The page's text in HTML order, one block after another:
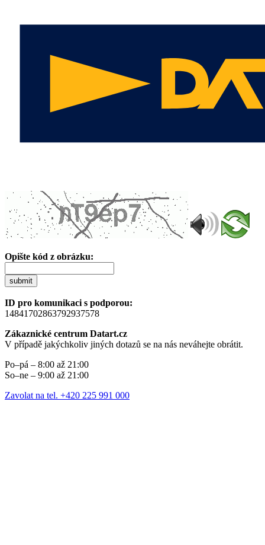
Opište kód z obrázku:
submit
ID pro komunikaci s podporou:
14841702863792937578
Zákaznické centrum Datart.cz
V případě jakýchkoliv jiných dotazů se na nás neváhejte obrátit.
Po–pá – 8:00 až 21:00
So–ne – 9:00 až 21:00
Zavolat na tel. +420 225 991 000